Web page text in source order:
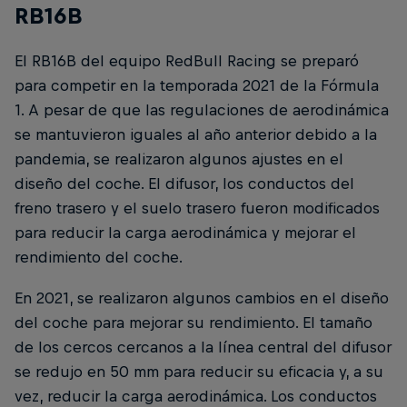
RB16B
El RB16B del equipo RedBull Racing se preparó
para competir en la temporada 2021 de la Fórmula
1. A pesar de que las regulaciones de aerodinámica
se mantuvieron iguales al año anterior debido a la
pandemia, se realizaron algunos ajustes en el
diseño del coche. El difusor, los conductos del
freno trasero y el suelo trasero fueron modificados
para reducir la carga aerodinámica y mejorar el
rendimiento del coche.
En 2021, se realizaron algunos cambios en el diseño
del coche para mejorar su rendimiento. El tamaño
de los cercos cercanos a la línea central del difusor
se redujo en 50 mm para reducir su eficacia y, a su
vez, reducir la carga aerodinámica. Los conductos